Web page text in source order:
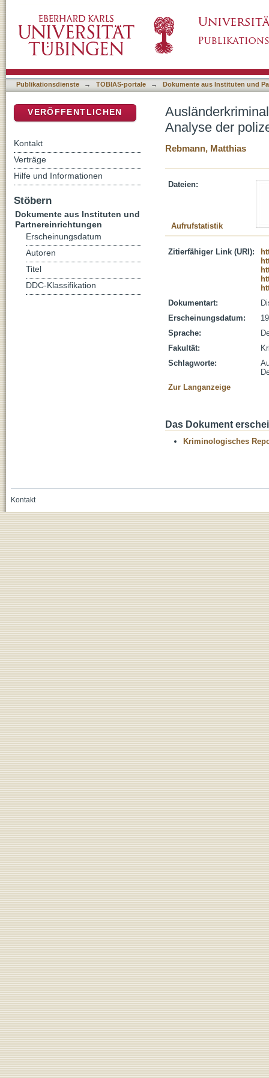
Kriminalität von 1986 bis 1995
Publikationsdienste → TOBIAS-portale → Dokumente aus Instituten und
Analyse der
Rebmann, Matthias
Dateien:
Aufrufstatistik
Zitierfähiger Link (URI):
Dokumentart:
Erscheinungsdatum:
Sprache:
Fakultät:
Schlagworte:
Zur Langanzeige
Das Dokument
Kriminologisches
VERÖFFENTLICHEN
Kontakt
Verträge
Hilfe und Informationen
Stöbern
Dokumente aus Instituten und
Partnereinrichtungen
Erscheinungsdatum
Autoren
Titel
DDC-Klassifikation
Kontakt